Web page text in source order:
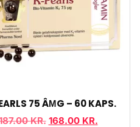
75 ÂΜG – 60 KAPS.
KR. 168.00 KR.